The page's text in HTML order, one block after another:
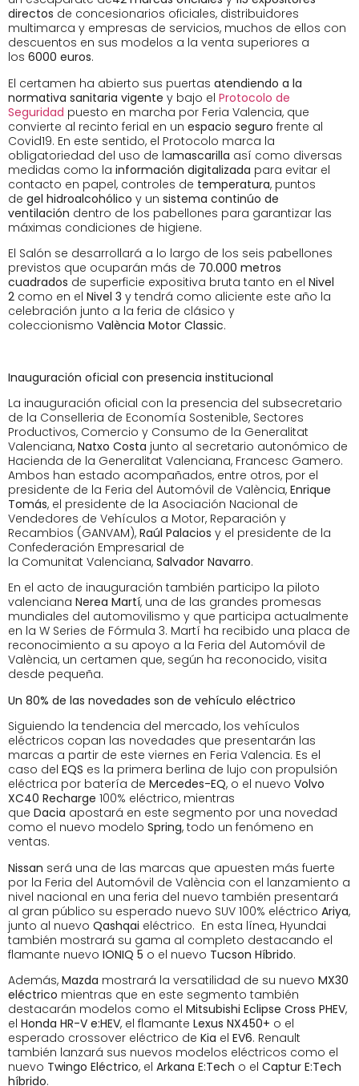
directos de concesionarios oficiales, distribuidores
multimarca y empresas de servicios, muchos de ellos con
descuentos en sus modelos a la venta superiores a
los 6000 euros.
El certamen ha abierto sus puertas atendiendo a la
normativa sanitaria vigente y bajo el Protocolo de
Seguridad puesto en marcha por Feria Valencia, que
convierte al recinto ferial en un espacio seguro frente al
Covid19. En este sentido, el Protocolo marca la
obligatoriedad del uso de lamascarilla así como diversas
medidas como la información digitalizada para evitar el
contacto en papel, controles de temperatura, puntos
de gel hidroalcohólico y un sistema continúo de
ventilación dentro de los pabellones para garantizar las
máximas condiciones de higiene.
El Salón se desarrollará a lo largo de los seis pabellones
previstos que ocuparán más de 70.000 metros
cuadrados de superficie expositiva bruta tanto en el Nivel
2 como en el Nivel 3 y tendrá como aliciente este año la
celebración junto a la feria de clásico y
coleccionismo València Motor Classic.
Inauguración oficial con presencia institucional
La inauguración oficial con la presencia del subsecretario
de la Conselleria de Economía Sostenible, Sectores
Productivos, Comercio y Consumo de la Generalitat
Valenciana, Natxo Costa junto al secretario autonómico de
Hacienda de la Generalitat Valenciana, Francesc Gamero.
Ambos han estado acompañados, entre otros, por el
presidente de la Feria del Automóvil de València, Enrique
Tomás, el presidente de la Asociación Nacional de
Vendedores de Vehículos a Motor, Reparación y
Recambios (GANVAM), Raúl Palacios y el presidente de la
Confederación Empresarial de
la Comunitat Valenciana, Salvador Navarro.
En el acto de inauguración también participo la piloto
valenciana Nerea Martí, una de las grandes promesas
mundiales del automovilismo y que participa actualmente
en la W Series de Fórmula 3. Martí ha recibido una placa de
reconocimiento a su apoyo a la Feria del Automóvil de
València, un certamen que, según ha reconocido, visita
desde pequeña.
Un 80% de las novedades son de vehículo eléctrico
Siguiendo la tendencia del mercado, los vehículos
eléctricos copan las novedades que presentarán las
marcas a partir de este viernes en Feria Valencia. Es el
caso del EQS es la primera berlina de lujo con propulsión
eléctrica por batería de Mercedes-EQ, o el nuevo Volvo
XC40 Recharge 100% eléctrico, mientras
que Dacia apostará en este segmento por una novedad
como el nuevo modelo Spring, todo un fenómeno en
ventas.
Nissan será una de las marcas que apuesten más fuerte
por la Feria del Automóvil de València con el lanzamiento a
nivel nacional en una feria del nuevo también presentará
al gran público su esperado nuevo SUV 100% eléctrico Ariya,
junto al nuevo Qashqai eléctrico. En esta línea, Hyundai
también mostrará su gama al completo destacando el
flamante nuevo IONIQ 5 o el nuevo Tucson Híbrido.
Además, Mazda mostrará la versatilidad de su nuevo MX30
eléctrico mientras que en este segmento también
destacarán modelos como el Mitsubishi Eclipse Cross PHEV,
el Honda HR-V e:HEV, el flamante Lexus NX450+ o el
esperado crossover eléctrico de Kia el EV6. Renault
también lanzará sus nuevos modelos eléctricos como el
nuevo Twingo Eléctrico, el Arkana E:Tech o el Captur E:Tech
híbrido.